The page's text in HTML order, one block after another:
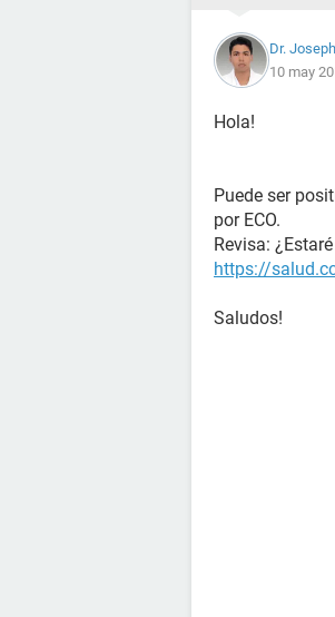
Dr.
10 may
Hola!
Puede ser
por ECO.
Revisa:
https://
Saludos!